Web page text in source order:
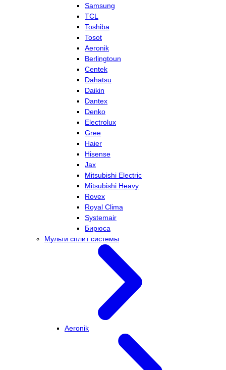
Samsung
TCL
Toshiba
Tosot
Aeronik
Berlingtoun
Centek
Dahatsu
Daikin
Dantex
Denko
Electrolux
Gree
Haier
Hisense
Jax
Mitsubishi Electric
Mitsubishi Heavy
Rovex
Royal Clima
Systemair
Бирюса
Мульти сплит системы
Aeronik